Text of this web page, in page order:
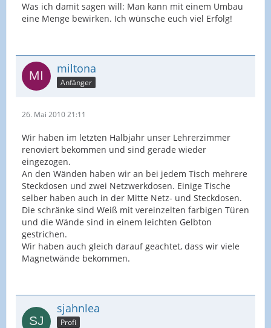
Was ich damit sagen will: Man kann mit einem Umbau
eine Menge bewirken. Ich wünsche euch viel Erfolg!
miltona
Anfänger
26. Mai 2010 21:11
Wir haben im letzten Halbjahr unser Lehrerzimmer
renoviert bekommen und sind gerade wieder
eingezogen.
An den Wänden haben wir an bei jedem Tisch mehrere
Steckdosen und zwei Netzwerkdosen. Einige Tische
selber haben auch in der Mitte Netz- und Steckdosen.
Die schränke sind Weiß mit vereinzelten farbigen Türen
und die Wände sind in einem leichten Gelbton
gestrichen.
Wir haben auch gleich darauf geachtet, dass wir viele
Magnetwände bekommen.
sjahnlea
Profi